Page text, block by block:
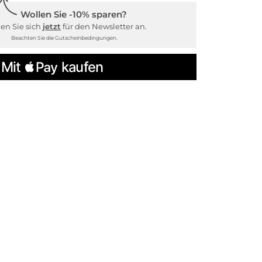
Wollen Sie -10% sparen?
Sie sich jetzt für den Newsletter an.
Beachten Sie die Gutscheinbedingungen.